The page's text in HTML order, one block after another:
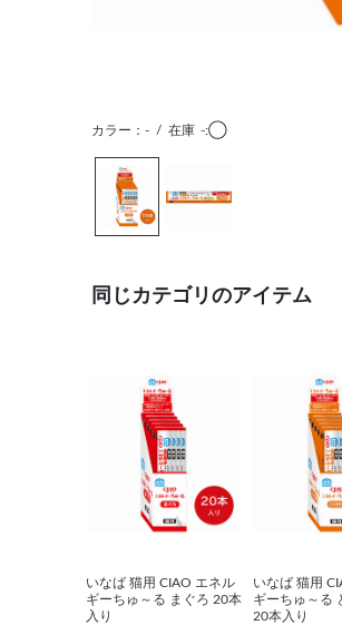
カラー：- / 在庫 -:◯
同じカテゴリのアイテム
いなば 猫用 CIAO エネル
ギーちゅ～る まぐろ 20本
入り
いなば 猫用
ギーちゅ～る
20本入り